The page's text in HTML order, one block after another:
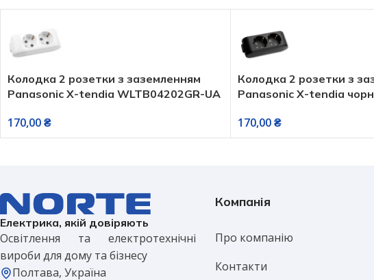
Колодка 2 розетки з заземленням
Panasonic X-tendia WLTB04202GR-UA
170,00₴
Колодка 2 розетки з
Panasonic X-tendia
170,00₴
Електрика, якій довіряють
Освітлення та електротехнічні
вироби для дому та бізнесу
Полтава, Україна
Компанія
Про компанію
Контакти